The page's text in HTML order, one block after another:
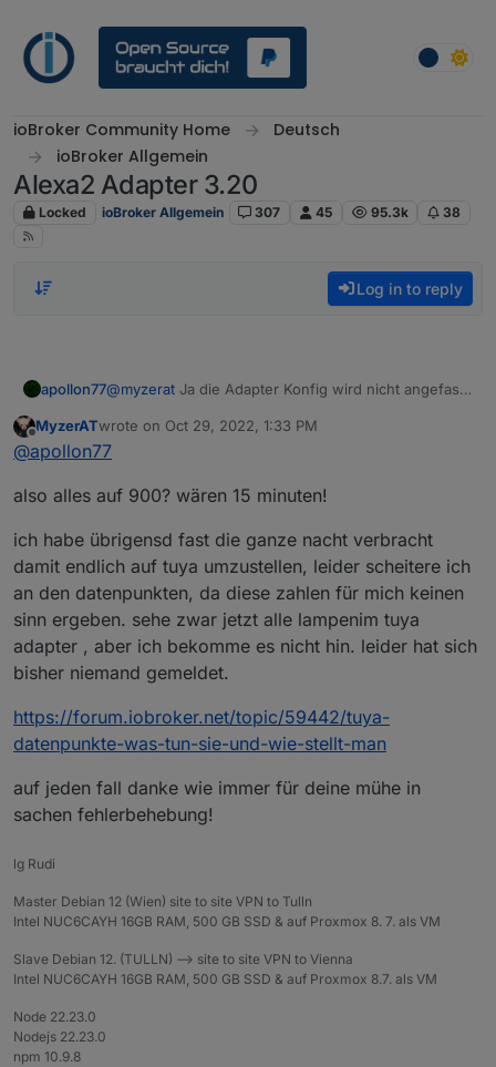
ioBroker Community Home
Deutsch
ioBroker Allgemein
Alexa2 Adapter 3.20
Locked ioBroker Allgemein 307 45 95.3k 38
Log in to reply
apollon77@myzerat Ja die Adapter Konfig wird nicht angefasst
Da sollte stehen "360 zu klein, setzte wass höheres"
...
Offline
MyzerATwrote on Oct 29, 2022, 1:33 PM
last edited by
@apollon77
also alles auf 900? wären 15 minuten!
ich habe übrigensd fast die ganze nacht verbracht
damit endlich auf tuya umzustellen, leider scheitere ich
an den datenpunkten, da diese zahlen für mich keinen
sinn ergeben. sehe zwar jetzt alle lampenim tuya
adapter , aber ich bekomme es nicht hin. leider hat sich
bisher niemand gemeldet.
https://forum.iobroker.net/topic/59442/tuya-
datenpunkte-was-tun-sie-und-wie-stellt-man
auf jeden fall danke wie immer für deine mühe in
sachen fehlerbehebung!
lg Rudi
Master Debian 12 (Wien) site to site VPN to Tulln
Intel NUC6CAYH 16GB RAM, 500 GB SSD & auf Proxmox 8. 7. als VM
Slave Debian 12. (TULLN) --> site to site VPN to Vienna
Intel NUC6CAYH 16GB RAM, 500 GB SSD & auf Proxmox 8.7. als VM
Node 22.23.0
Nodejs 22.23.0
npm 10.9.8